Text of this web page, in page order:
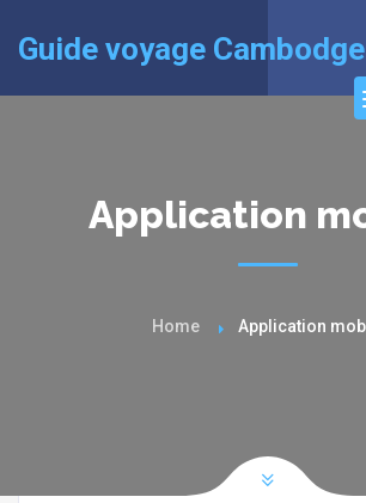
Guide voyage Cambodge
Application
Home Application